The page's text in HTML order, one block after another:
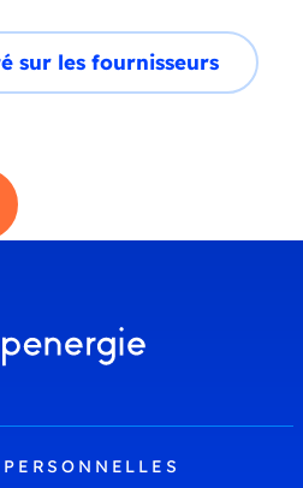
sur les fournisseurs